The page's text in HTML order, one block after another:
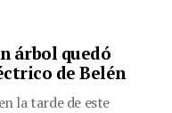
árbol quedó
de Belén
la tarde de este